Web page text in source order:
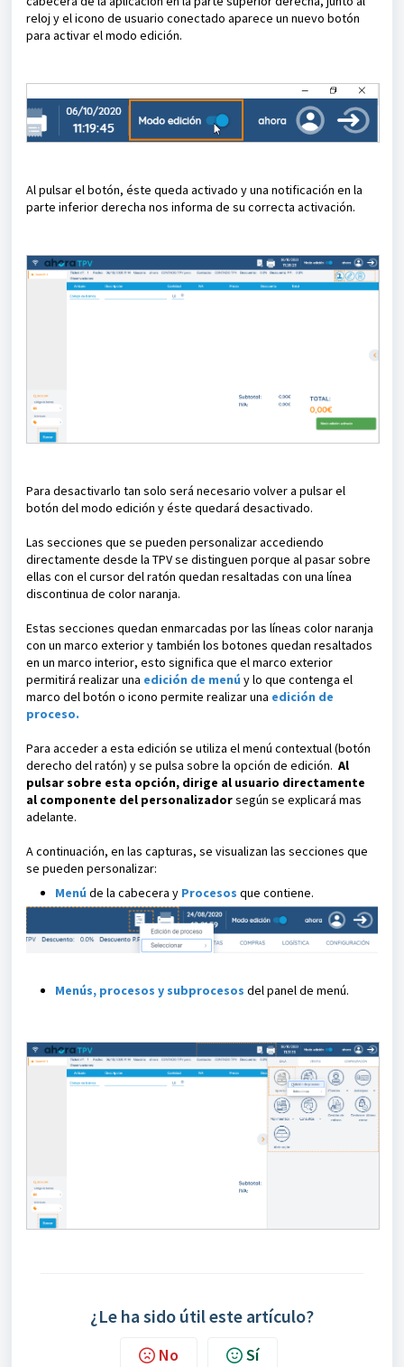
reloj y el icono de usuario conectado aparece un nuevo botón
para activar el modo edición.
Al pulsar el botón, éste queda activado y una notificación en la
parte inferior derecha nos informa de su correcta activación.
Para desactivarlo tan solo será necesario volver a pulsar el
botón del modo edición y éste quedará desactivado.
Las secciones que se pueden personalizar accediendo
directamente desde la TPV se distinguen porque al pasar sobre
ellas con el cursor del ratón quedan resaltadas con una línea
discontinua de color naranja.
Estas secciones quedan enmarcadas por las líneas color naranja
con un marco exterior y también los botones quedan resaltados
en un marco interior, esto significa que el marco exterior
permitirá realizar una edición de menú y lo que contenga el
marco del botón o icono permite realizar una edición de
proceso.
Para acceder a esta edición se utiliza el menú contextual (botón
derecho del ratón) y se pulsa sobre la opción de edición. Al
pulsar sobre esta opción, dirige al usuario directamente
al componente del personalizadorsegún se explicará mas
adelante.
A continuación, en las capturas, se visualizan las secciones que
se pueden personalizar:
Menú de la cabecera y Procesos que contiene.
Menús, procesos y subprocesos del panel de menú.
¿Le ha sido útil este artículo?
No Sí